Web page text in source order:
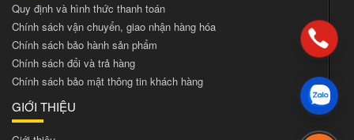
Quy định và hình thức thanh toán
Chính sách vận chuyển, giao nhận hàng hóa
Chính sách bảo hành sản phẩm
Chính sách đổi và trả hàng
Chính sách bảo mật thông tin khách hàng
GIỚI THIỆU